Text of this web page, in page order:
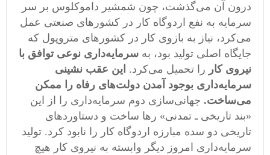
درون آن می‌گذشت، چون شمشیر داموکلوس بر سر
سرمایه به نفع اردوگاه کار در کشورهای صنعتی عمل
می‌کرد، نیاز به بازوی کار در کشورهای متروپول که
جایگاه اصلی تولید بود، به سرمایه‌داری نوعی توافق با
نیروی کار را تحمیل می‌کرد. این عقب نشینی
سرمایه‌داری بوجود آمدن دولت‌های رفاه را ممکن
می‌ساخت. جهانی‌سازی دوم سرمایه‌داری را از این
«بند تاریخی ـ تمدنی» رها ساخت و دستاوردهای
تاریخی دو سده مبارزه اردوگاه کار را نابود کرد. تولید
سرمایه‌داری امروز دیگر وابسته به نیروی کار هیچ